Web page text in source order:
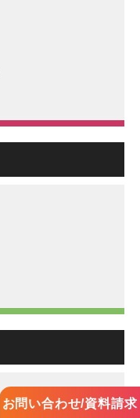
お問い合わせ/資料請求